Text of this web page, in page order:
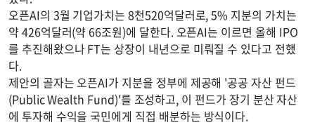
오픈AI의 3월 기업가치는 8천520억달러로, 5% 지분의 가치는
약 426억달러(약 66조원)에 달한다. 오픈AI는 이르면 올해 IPO
를 추진해왔으나 FT는 상장이 내년으로 미뤄질 수 있다고 전했
다.
제안의 골자는 오픈AI가 지분을 정부에 제공해 '공공 자산 펀드
(Public Wealth Fund)'를 조성하고, 이 펀드가 장기 분산 자산
에 투자해 수익을 국민에게 직접 배분하는 방식이다.